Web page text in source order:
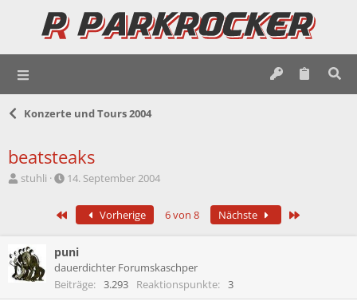
Konzerte und Tours 2004
beatsteaks
E
l
l
e
stuhli
E
t
l
l
t
a
14. September 2004
Erste Vorherige 6 von 8 Nächste
puni
dauerdichter Forumskaschper
Beiträge
3.293 Reaktionspunkte 3